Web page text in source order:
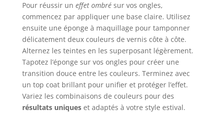
Pour réussir un effet ombrésur vos ongles,
commencez par appliquer une base claire. Utilisez
ensuite une éponge à maquillage pour tamponner
délicatement deux couleurs de vernis côte à côte.
Alternez les teintes en les superposant légèrement.
Tapotez l’éponge sur vos ongles pour créer une
transition douce entre les couleurs. Terminez avec
un top coat brillant pour unifier et protéger l’effet.
Variez les combinaisons de couleurs pour des
résultats uniqueset adaptés à votre style estival.